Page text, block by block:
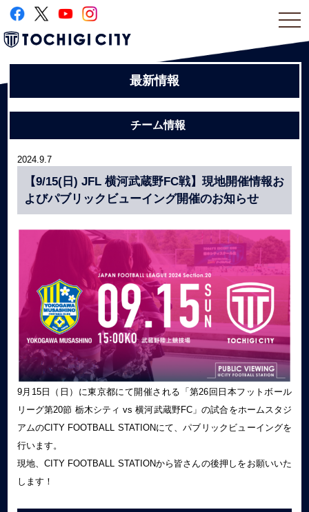
最新情報
チーム情報
2024.9.7
【9/15(日) JFL 横河武蔵野FC戦】現地開催情報お
よびパブリックビューイング開催のお知らせ
9月15日（日）に東京都にて開催される「第26回日本フットボール
リーグ第20節 栃木シティ vs 横河武蔵野FC」の試合をホームスタジ
アムのCITY FOOTBALL STATIONにて、パブリックビューイングを
行います。
現地、CITY FOOTBALL STATIONから皆さんの後押しをお願いいた
します！